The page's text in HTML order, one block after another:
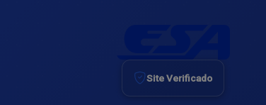
Site Verificado